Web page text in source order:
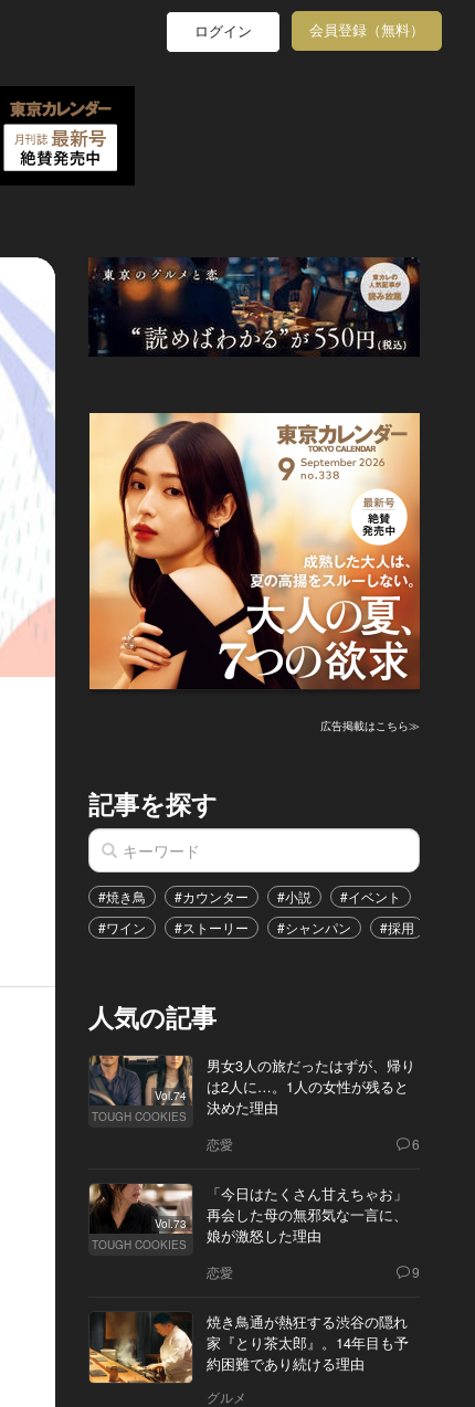
ログイン 会員登録（無料）
広告掲載はこちら≫
記事を探す
#焼き鳥 #カウンター #小説 #イベント
#ワイン
#ストーリー #シャンパン #採用
人気の記事
Vol.74
TOUGH COOKIES
男女3人の旅だったはずが、帰り
は2人に…。1人の女性が残ると
決めた理由
恋愛 6
Vol.73
TOUGH COOKIES
「今日はたくさん甘えちゃお」
再会した母の無邪気な一言に、
娘が激怒した理由
恋愛 9
焼き鳥通が熱狂する渋谷の隠れ
家『とり茶太郎』。14年目も予
約困難であり続ける理由
グルメ